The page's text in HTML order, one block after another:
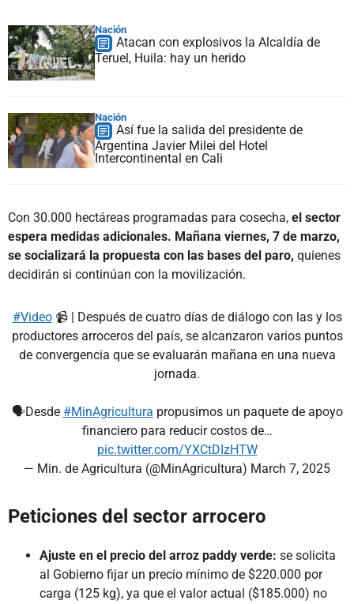
Nación
Atacan con explosivos la Alcaldía de
Teruel, Huila: hay un herido
Nación
Así fue la salida del presidente de
Argentina Javier Milei del Hotel
Intercontinental en Cali
Con 30.000 hectáreas programadas para cosecha, el sector
espera medidas adicionales. Mañana viernes, 7 de marzo,
se socializará la propuesta con las bases del paro, quienes
decidirán si continúan con la movilización.
#Video📹 | Después de cuatro días de diálogo con las y los
productores arroceros del país, se alcanzaron varios puntos
de convergencia que se evaluarán mañana en una nueva
jornada.
🗣️Desde #MinAgricultura propusimos un paquete de apoyo
financiero para reducir costos de…
pic.twitter.com/YXCtDIzHTW
— Min. de Agricultura (@MinAgricultura) March 7, 2025
Peticiones del sector arrocero
Ajuste en el precio del arroz paddy verde: se solicita
al Gobierno fijar un precio mínimo de $220.000 por
carga (125 kg), ya que el valor actual ($185.000) no